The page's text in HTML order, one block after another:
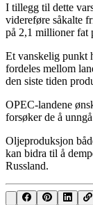
I tillegg til dette
videreføre såkalte
på 2,1 millioner fat
Et vanskelig punkt
fordeles mellom
den siste tiden
OPEC-landene
forsøker de å
Oljeproduksjon
kan bidra til å
Russland.